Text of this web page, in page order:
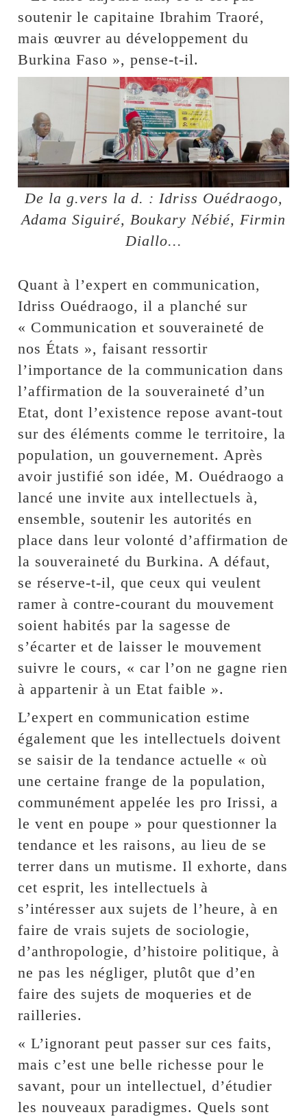
soutenir le capitaine Ibrahim Traoré,
mais œuvrer au développement du
Burkina Faso », pense-t-il.
De la g.vers la d. : Idriss Ouédraogo,
Adama Siguiré, Boukary Nébié, Firmin
Diallo...
Quant à l’expert en communication,
Idriss Ouédraogo, il a planché sur
« Communication et souveraineté de
nos États », faisant ressortir
l’importance de la communication dans
l’affirmation de la souveraineté d’un
Etat, dont l’existence repose avant-tout
sur des éléments comme le territoire, la
population, un gouvernement. Après
avoir justifié son idée, M. Ouédraogo a
lancé une invite aux intellectuels à,
ensemble, soutenir les autorités en
place dans leur volonté d’affirmation de
la souveraineté du Burkina. A défaut,
se réserve-t-il, que ceux qui veulent
ramer à contre-courant du mouvement
soient habités par la sagesse de
s’écarter et de laisser le mouvement
suivre le cours, « car l’on ne gagne rien
à appartenir à un Etat faible ».
L’expert en communication estime
également que les intellectuels doivent
se saisir de la tendance actuelle « où
une certaine frange de la population,
communément appelée les pro Irissi, a
le vent en poupe » pour questionner la
tendance et les raisons, au lieu de se
terrer dans un mutisme. Il exhorte, dans
cet esprit, les intellectuels à
s’intéresser aux sujets de l’heure, à en
faire de vrais sujets de sociologie,
d’anthropologie, d’histoire politique, à
ne pas les négliger, plutôt que d’en
faire des sujets de moqueries et de
railleries.
« L’ignorant peut passer sur ces faits,
mais c’est une belle richesse pour le
savant, pour un intellectuel, d’étudier
les nouveaux paradigmes. Quels sont